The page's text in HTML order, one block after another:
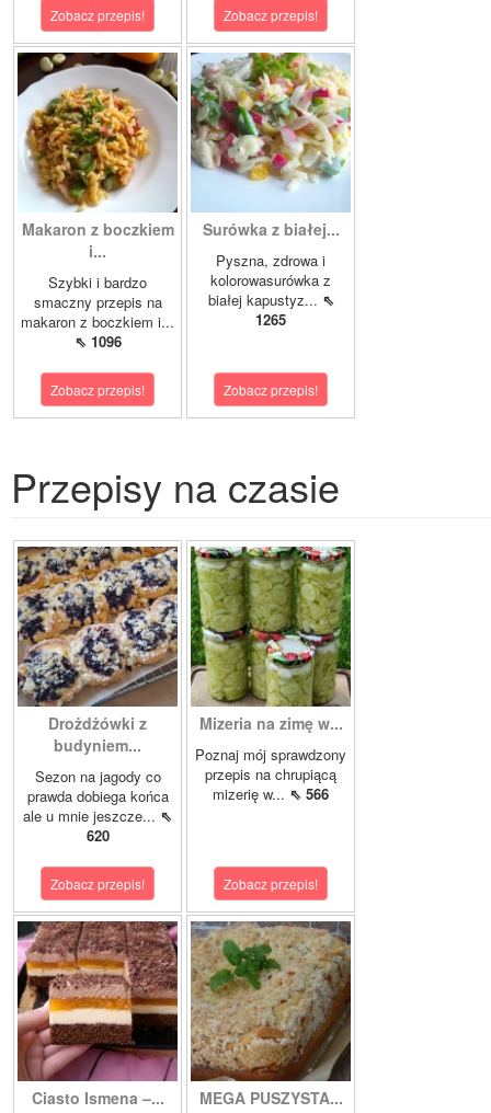
Zobacz przepis! Zobacz przepis!
Makaron z boczkiem
i...
Szybki i bardzo
smaczny przepis na
makaron z boczkiem i...
⇖ 1096
Zobacz przepis!
Surówka z białej...
Pyszna, zdrowa i
kolorowasurówka z
białej kapustyz... ⇖
1265
Zobacz przepis!
Przepisy na czasie
Drożdżówki z
budyniem...
Sezon na jagody co
prawda dobiega końca
ale u mnie jeszcze... ⇖
620
Zobacz przepis!
Mizeria na zimę w...
Poznaj mój sprawdzony
przepis na chrupiącą
mizerię w... ⇖ 566
Zobacz przepis!
Ciasto Ismena –... MEGA PUSZYSTA...